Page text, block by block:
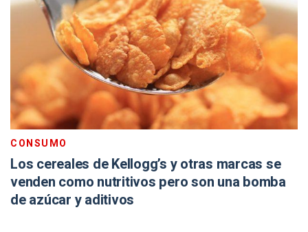
CONSUMO
Los cereales de Kellogg’s y otras marcas se
venden como nutritivos pero son una bomba
de azúcar y aditivos